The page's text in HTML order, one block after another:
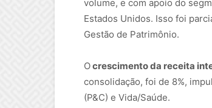
volume, e com apoio do
Estados Unidos. Isso foi
Gestão de Patrimônio.
Ocrescimento da receita
consolidação, foi de 8%,
(P&C) e Vida/Saúde.